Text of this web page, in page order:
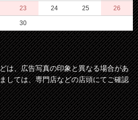
23 24 25 26
30
は、広告写真の印象と異なる場合があ
しては、専門店などの店頭にてご確認